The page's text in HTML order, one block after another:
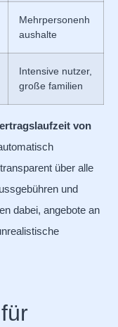
Mehrpersonenh
aushalte
Intensive nutzer,
große familien
von
über alle
und
dabei, angebote an